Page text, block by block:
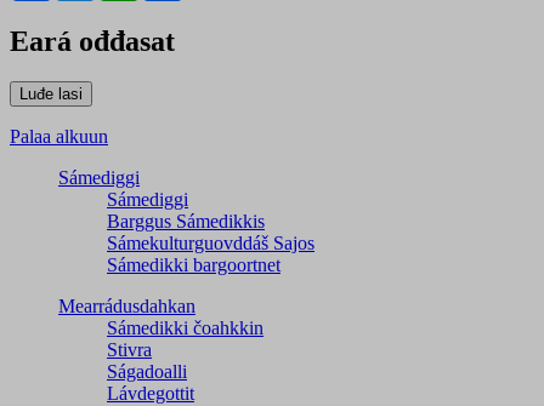
Eará ođđasat
Palaa alkuun
Sámediggi
Sámediggi
Barggus Sámedikkis
Sámekulturguovddáš Sajos
Sámedikki bargoortnet
Mearrádusdahkan
Sámedikki čoahkkin
Stivra
Ságadoalli
Lávdegottit